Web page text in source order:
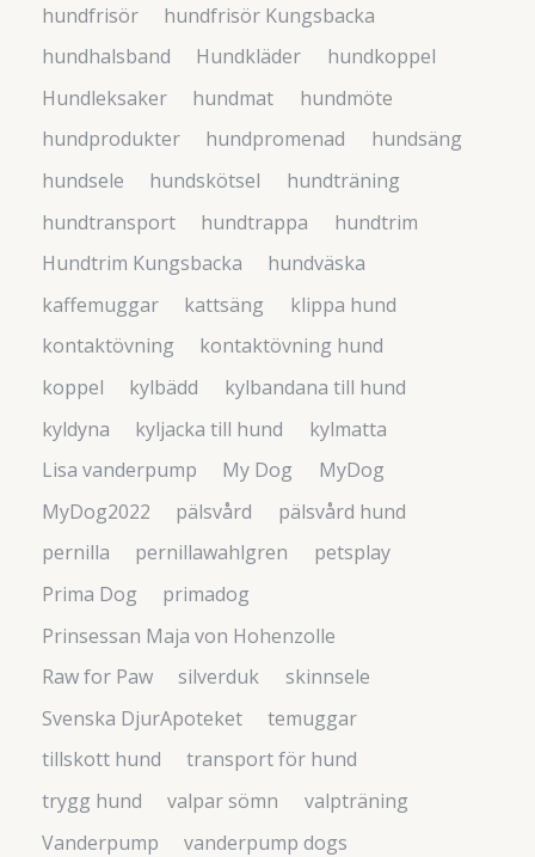
hundfrisör
hundfrisör Kungsbacka
hundhalsband
Hundkläder
hundkoppel
Hundleksaker
hundmat
hundmöte
hundprodukter
hundpromenad
hundsäng
hundsele
hundskötsel
hundträning
hundtransport
hundtrappa
hundtrim
Hundtrim Kungsbacka
hundväska
kaffemuggar
kattsäng
klippa hund
kontaktövning
kontaktövning hund
koppel
kylbädd
kylbandana till hund
kyldyna
kyljacka till hund
kylmatta
Lisa vanderpump
My Dog
MyDog
MyDog2022
pälsvård
pälsvård hund
pernilla
pernillawahlgren
petsplay
Prima Dog
primadog
Prinsessan Maja von Hohenzolle
Raw for Paw
silverduk
skinnsele
Svenska DjurApoteket
temuggar
tillskott hund
transport för hund
trygg hund
valpar sömn
valpträning
Vanderpump
vanderpump dogs